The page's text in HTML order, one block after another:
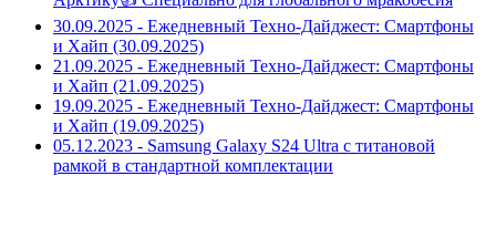
30.09.2025 - Ежедневный Техно-Дайджест: Смартфоны
и Хайп (30.09.2025)
21.09.2025 - Ежедневный Техно-Дайджест: Смартфоны
и Хайп (21.09.2025)
19.09.2025 - Ежедневный Техно-Дайджест: Смартфоны
и Хайп (19.09.2025)
05.12.2023 - Samsung Galaxy S24 Ultra с титановой
рамкой в стандартной комплектации